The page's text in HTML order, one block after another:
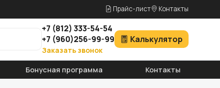
Прайс-лист Контакты
+7 (812)333-54-54
+7 (960)256-99-99
Заказать звонок
Калькулятор
Бонусная программа Контакты